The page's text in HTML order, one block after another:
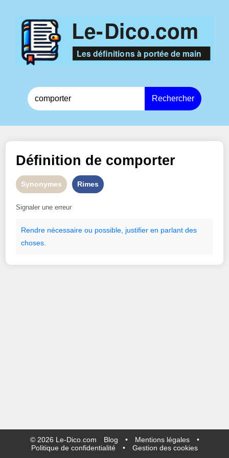
Rechercher
Définition de comporter
Synonymes Rimes
Signaler une erreur
Rendre nécessaire ou possible justifier en parlant des
choses.
© 2026 Le-Dico.com Blog • Mentions légales
•
Politique de confidentialité
• Gestion des cookies